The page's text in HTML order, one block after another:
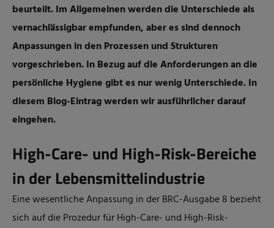
beurteilt. Im Allgemeinen werden die Unterschiede als
vernachlässigbar empfunden, aber es sind dennoch
Anpassungen in den Prozessen und Strukturen
vorgeschrieben. In Bezug auf die Anforderungen an die
persönliche Hygiene gibt es nur wenig Unterschiede. In
diesem Blog-Eintrag werden wir ausführlicher darauf
eingehen.
High-Care- und High-Risk-Bereiche
in der Lebensmittelindustrie
Eine wesentliche Anpassung in der BRC-Ausgabe 8 bezieht
sich auf die Prozedur für High-Care- und High-Risk-